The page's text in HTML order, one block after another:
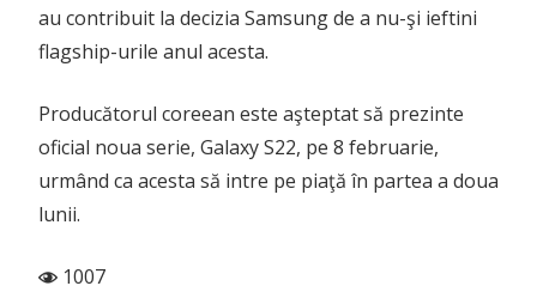
au contribuit la decizia Samsung de a nu-şi ieftini
flagship-urile anul acesta.
Producătorul coreean este aşteptat să prezinte
oficial noua serie, Galaxy S22, pe 8 februarie,
urmând ca acesta să intre pe piaţă în partea a doua
lunii.
1007